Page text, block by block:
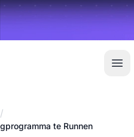
/
te Runnen